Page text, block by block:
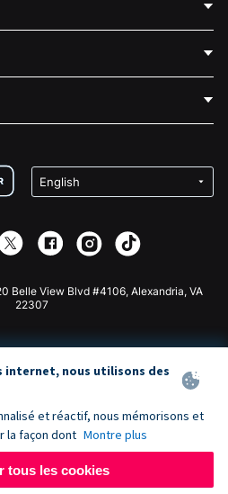
Belle View Blvd #4106, Alexandria, VA
22307
internet, nous utilisons des
et réactif, nous mémorisons et
la façon dont Montre plus
tous les cookies